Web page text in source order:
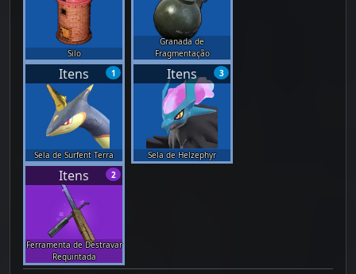
Silo
Granada de
Fragmentação
1
Itens
Sela de Surfent Terra
3
Itens
Sela de Helzephyr
2
Itens
Ferramenta de Destravar
Requintada